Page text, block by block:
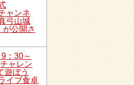
ャンネ
弓山城
が公開さ
：30～
ャレン
遊ぼう
イブ食卓